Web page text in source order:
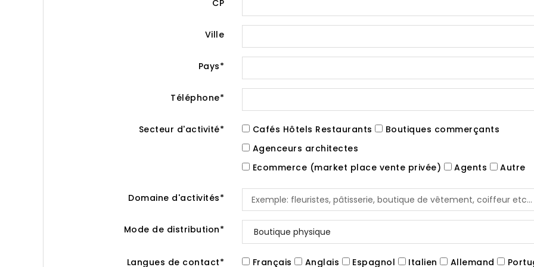
CP
Ville
Pays*
Téléphone*
Secteur d'activité* Cafés Hôtels Restaurants
Boutiques commerçants
Agenceurs architectes
Ecommerce (market place vente privée)
Agents Autre
Domaine d'activités*
Mode de distribution*
Langues de contact* Français Anglais Espagnol Italien Allemand